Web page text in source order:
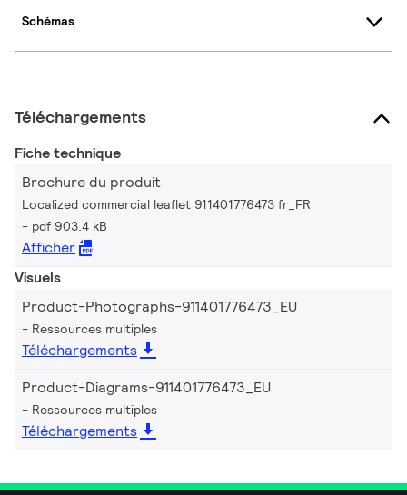
Schémas
Téléchargements
Fiche technique
Brochure du produit
Localized commercial leaflet 911401776473 fr_FR
pdf 903.4 kB
Afficher
Visuels
Product-Photographs-911401776473_EU
Ressources multiples
Téléchargements
Product-Diagrams-911401776473_EU
Ressources multiples
Téléchargements